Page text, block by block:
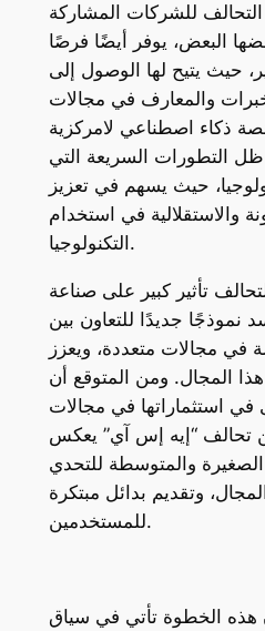
التحالف للشركات المشاركة
البعض، يوفر أيضًا فرصًا
حيث يتيح لها الوصول إلى
والمعارف في مجالات
ذكاء اصطناعي لامركزية
ظل التطورات السريعة التي
حيث يسهم في تعزيز
والاستقلالية في استخدام
التكنولوجيا.
تأثير كبير على صناعة
نموذجًا جديدًا للتعاون بين
في مجالات متعددة، ويعزز
هذا المجال. ومن المتوقع أن
استثماراتها في مجالات
تحالف “إيه إس آي” يعكس
والمتوسطة للتحدي
وتقديم بدائل مبتكرة
للمستخدمين.
هذه الخطوة تأتي في سياق